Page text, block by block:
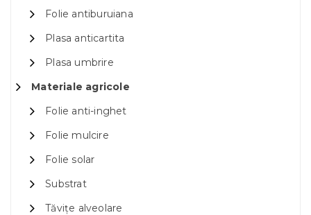
Folie antiburuiana
Plasa anticartita
Plasa umbrire
Materiale agricole
Folie anti-inghet
Folie mulcire
Folie solar
Substrat
Tăvițe alveolare